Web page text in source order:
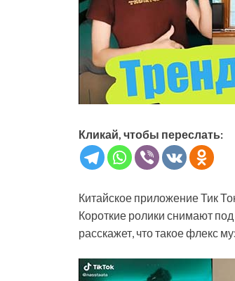
Кликай, чтобы переслать:
Китайское приложение Тик
Короткие ролики снимают
расскажет, что такое флекс